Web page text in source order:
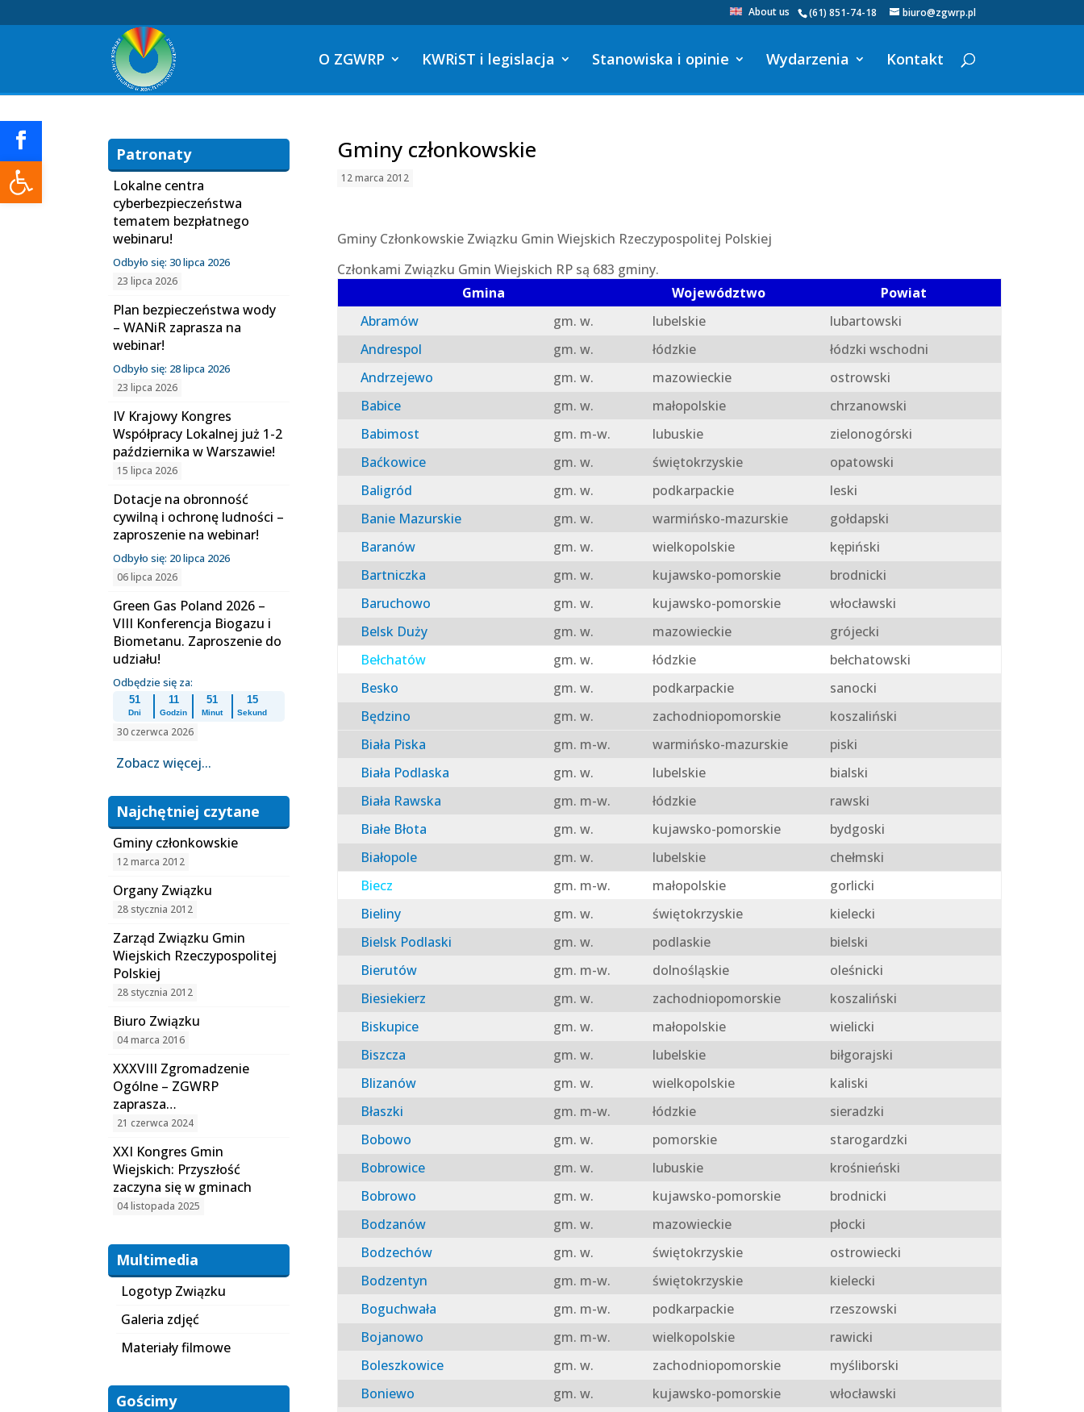
Otwórz pasek narzędzi
(61) 851-74-18 biuro@zgwrp.pl
About us
O ZGWRP KWRiST i legislacja Stanowiska i opinie Wydarzenia Kontakt
Gminy członkowskie
12 marca 2012
Gminy Członkowskie Związku Gmin Wiejskich Rzeczypospolitej Polskiej
Członkami Związku Gmin Wiejskich RP są 683 gminy.
Gmina
Województwo
Powiat
Abramów
gm. w. lubelskie
lubartowski
Andrespol
gm. w. łódzkie
łódzki wschodni
Andrzejewo
gm. w. mazowieckie
ostrowski
Babice
gm. w. małopolskie
chrzanowski
Babimost
gm. m-w. lubuskie
zielonogórski
Baćkowice
gm. w. świętokrzyskie
opatowski
Baligród
gm. w. podkarpackie
leski
Banie Mazurskie
gm. w. warmińsko-mazurskie
gołdapski
Baranów
gm. w. wielkopolskie
kępiński
Bartniczka
gm. w. kujawsko-pomorskie
brodnicki
Baruchowo
gm. w. kujawsko-pomorskie
włocławski
Belsk Duży
gm. w. mazowieckie
grójecki
Bełchatów
gm. w. łódzkie
bełchatowski
Besko
gm. w. podkarpackie
sanocki
Będzino
gm. w. zachodniopomorskie
koszaliński
Biała Piska
gm. m-w. warmińsko-mazurskie
piski
Biała Podlaska
gm. w. lubelskie
bialski
Biała Rawska
gm. m-w. łódzkie
rawski
Białe Błota
gm. w. kujawsko-pomorskie
bydgoski
Białopole
gm. w. lubelskie
chełmski
Biecz
gm. m-w. małopolskie
gorlicki
Bieliny
gm. w. świętokrzyskie
kielecki
Bielsk Podlaski
gm. w. podlaskie
bielski
Bierutów
gm. m-w. dolnośląskie
oleśnicki
Biesiekierz
gm. w. zachodniopomorskie
koszaliński
Biskupice
gm. w. małopolskie
wielicki
Biszcza
gm. w. lubelskie
biłgorajski
Blizanów
gm. w. wielkopolskie
kaliski
Błaszki
gm. m-w. łódzkie
sieradzki
Bobowo
gm. w. pomorskie
starogardzki
Bobrowice
gm. w. lubuskie
krośnieński
Bobrowo
gm. w. kujawsko-pomorskie
brodnicki
Bodzanów
gm. w. mazowieckie
płocki
Bodzechów
gm. w. świętokrzyskie
ostrowiecki
Bodzentyn
gm. m-w. świętokrzyskie
kielecki
Boguchwała
gm. m-w. podkarpackie
rzeszowski
Bojanowo
gm. m-w. wielkopolskie
rawicki
Boleszkowice
gm. w. zachodniopomorskie
myśliborski
Boniewo
gm. w. kujawsko-pomorskie
włocławski
Patronaty
Lokalne centra
cyberbezpieczeństwa
tematem bezpłatnego
webinaru!
Odbyło się: 30 lipca 2026
23 lipca 2026
Plan bezpieczeństwa wody
– WANiR zaprasza na
webinar!
Odbyło się: 28 lipca 2026
23 lipca 2026
IV Krajowy Kongres
Współpracy Lokalnej już 1-2
października w Warszawie!
15 lipca 2026
Dotacje na obronność
cywilną i ochronę ludności –
zaproszenie na webinar!
Odbyło się: 20 lipca 2026
06 lipca 2026
Green Gas Poland 2026 –
VIII Konferencja Biogazu i
Biometanu. Zaproszenie do
udziału!
Odbędzie się za:
51
Dni
11
Godzin
51
Minut
15
Sekund
30 czerwca 2026
Zobacz więcej...
Najchętniej czytane
Gminy członkowskie
12 marca 2012
Organy Związku
28 stycznia 2012
Zarząd Związku Gmin
Wiejskich Rzeczypospolitej
Polskiej
28 stycznia 2012
Biuro Związku
04 marca 2016
XXXVIII Zgromadzenie
Ogólne – ZGWRP
zaprasza…
21 czerwca 2024
XXI Kongres Gmin
Wiejskich: Przyszłość
zaczyna się w gminach
04 listopada 2025
Multimedia
Logotyp Związku
Galeria zdjęć
Materiały filmowe
Gościmy